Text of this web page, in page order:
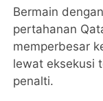
Bermain
pertahanan
memperbesar
lewat eksekusi
penalti.